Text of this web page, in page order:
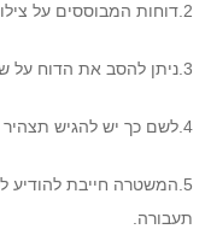
2.דוחות המבוססים על צילום נשלחים על שם הבעלים של הרכב.
3.ניתן להסב את הדוח על שם מי שנהג בפועל בשעת העבירה.
4.לשם כך יש להגיש תצהיר וצילום תעודת זהות.
תעבורה.